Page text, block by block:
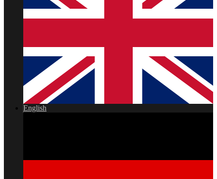
English